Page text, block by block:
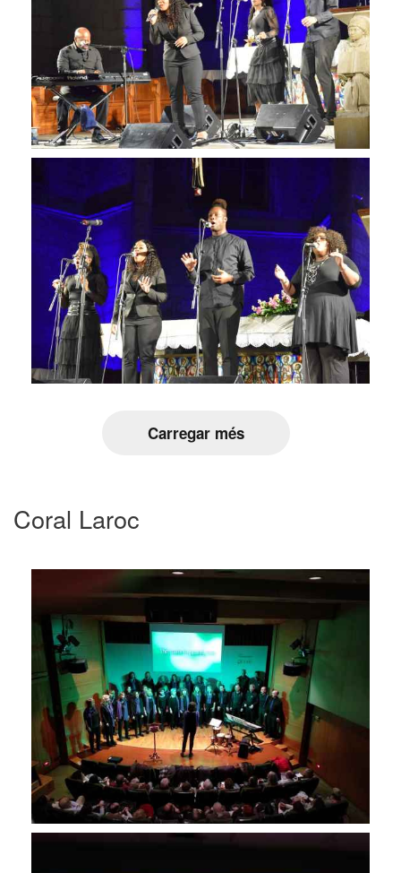
Carregar més
Coral Laroc